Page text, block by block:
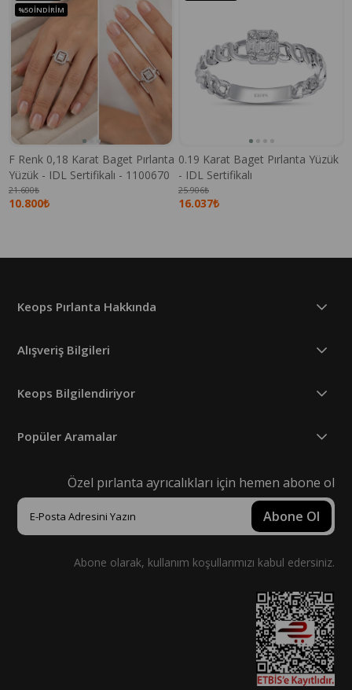
F Renk 0,18 Karat Baget Pırlanta
Yüzük - IDL Sertifikalı - 1100670
10.800₺
21.600₺
%50 İNDIRIM
0.19 Karat Baget Pırlanta Yüzük
- IDL Sertifikalı
16.037₺
25.906₺
Keops Pırlanta Hakkında
Alışveriş Bilgileri
Keops Bilgilendiriyor
Popüler Aramalar
Özel pırlanta ayrıcalıkları için hemen abone ol
Abone Ol
Abone olarak, kullanım koşullarımızı kabul edersiniz.